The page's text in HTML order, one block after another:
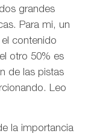
grandes
Para mi, un
contenido
otro 50% es
de las pistas
Leo
la importancia